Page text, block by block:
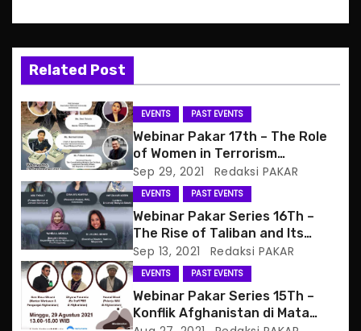
g
a
t
i
o
n
Related Post
EVENTS PAST EVENTS
Webinar Pakar 17th – The Role
of Women in Terrorism
Financing: How Governments
and CSOs Have Responded
Sep 29, 2021 Redaksi PAKAR
EVENTS PAST EVENTS
Webinar Pakar Series 16Th –
The Rise of Taliban and Its
Impact to Women in Radical
Groups Circle in South East
Asia: What Should We Do?
Sep 13, 2021 Redaksi PAKAR
EVENTS PAST EVENTS
Webinar Pakar Series 15Th –
Konflik Afghanistan di Mata